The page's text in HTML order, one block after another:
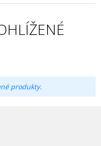
produkty.